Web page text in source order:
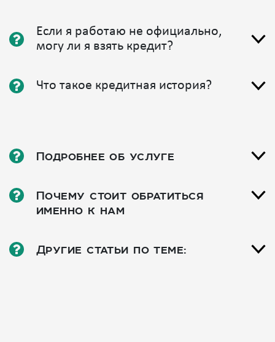
Если я работаю не официально,
могу ли я взять кредит?
Что такое кредитная история?
Подробнее об услуге
Почему стоит обратиться
именно к нам
Другие статьи по теме: